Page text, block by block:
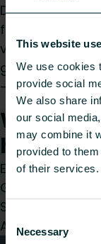
This website
We use cookies
provide social
We also share
our social
may combine it
provided to
of their services.
Selection
Necessary
Der spezielle
für den
verhindert
gewährleistet
-leistung.
Wie
helfen?
Egal, ob Sie
Großhändler
Sie eine Wahl
Anliegen.